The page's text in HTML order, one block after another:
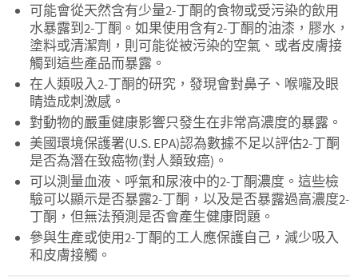
可能會從天然含有少量2-丁酮的食物或受污染的飲用
水暴露到2-丁酮。如果使用含有2-丁酮的油漆，膠水，
塗料或清潔劑，則可能從被污染的空氣、或者皮膚接
觸到這些產品而暴露。
在人類吸入2-丁酮的研究，發現會對鼻子、喉嚨及眼
睛造成刺激感。
對動物的嚴重健康影響只發生在非常高濃度的暴露。
美國環境保護署(U.S. EPA)認為數據不足以評估2-丁酮
是否為潛在致癌物(對人類致癌)。
可以測量血液、呼氣和尿液中的2-丁酮濃度。這些檢
驗可以顯示是否暴露2-丁酮，以及是否暴露過高濃度2-
丁酮，但無法預測是否會產生健康問題。
參與生產或使用2-丁酮的工人應保護自己，減少吸入
和皮膚接觸。